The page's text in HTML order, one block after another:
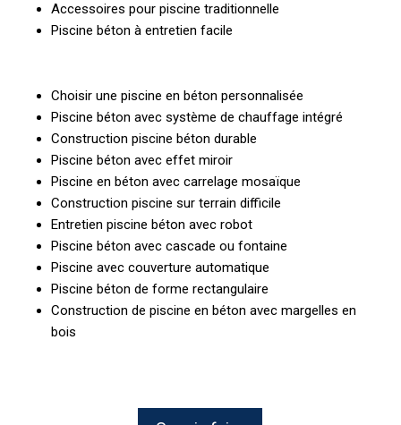
Accessoires pour piscine traditionnelle
Piscine béton à entretien facile
Choisir une piscine en béton personnalisée
Piscine béton avec système de chauffage intégré
Construction piscine béton durable
Piscine béton avec effet miroir
Piscine en béton avec carrelage mosaïque
Construction piscine sur terrain difficile
Entretien piscine béton avec robot
Piscine béton avec cascade ou fontaine
Piscine avec couverture automatique
Piscine béton de forme rectangulaire
Construction de piscine en béton avec margelles en
bois